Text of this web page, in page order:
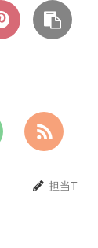
担当T